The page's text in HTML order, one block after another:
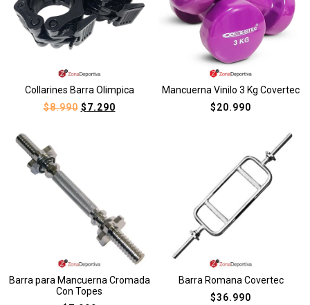
Collarines Barra Olimpica
$8.990 $7.290
Mancuerna Vinilo 3 Kg Covertec
$20.990
Barra para Mancuerna Cromada
Con Topes
Barra Romana Covertec
$36.990